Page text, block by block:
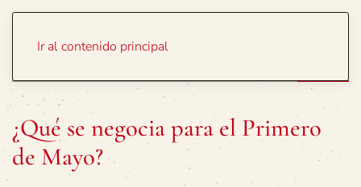
Ir al contenido principal
¿Qué se negocia para el Primero
de Mayo?